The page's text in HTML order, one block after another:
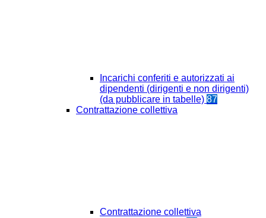
Incarichi conferiti e autorizzati ai
dipendenti (dirigenti e non dirigenti)
(da pubblicare in tabelle) 87
Contrattazione collettiva
Contrattazione collettiva